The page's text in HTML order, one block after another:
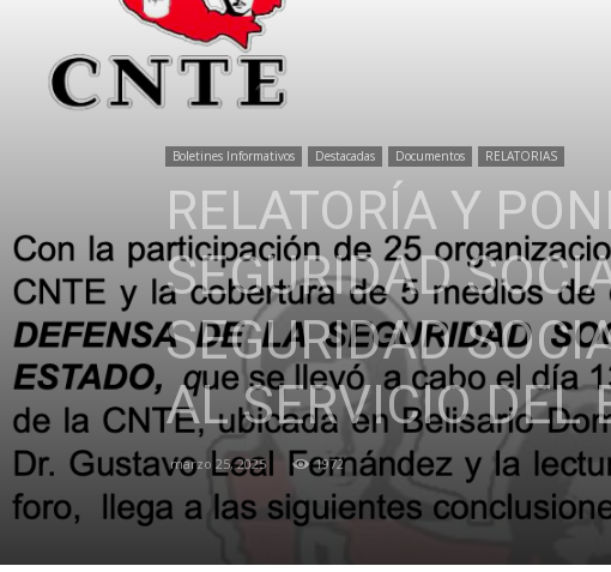
Boletines Informativos Destacadas Documentos RELATORIAS
RELATORÍA Y
SEGURIDAD
SEGURIDAD
AL SERVICIO DEL
marzo 25, 2025 1972